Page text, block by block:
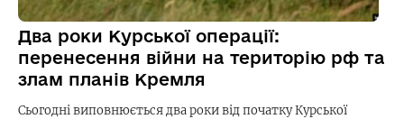
Два роки Курської операції:
перенесення війни на територію рф та
злам планів Кремля
Сьогодні виповнюється два роки від початку Курської